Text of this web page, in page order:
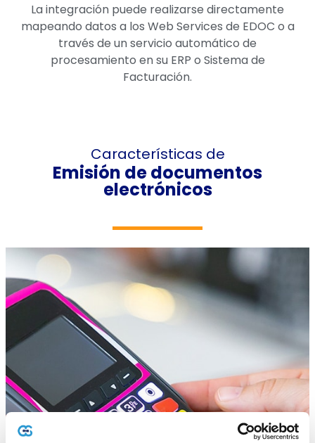
La integración puede realizarse directamente
mapeando datos a los Web Services de EDOC o a
través de un servicio automático de
procesamiento en su ERP o Sistema de
Facturación.
Características de
Emisión de documentos
electrónicos